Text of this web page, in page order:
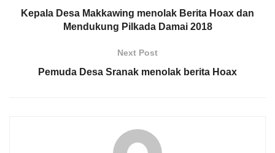
Kepala Desa Makkawing menolak Berita Hoax dan
Mendukung Pilkada Damai 2018
Next Post
Pemuda Desa Sranak menolak berita Hoax